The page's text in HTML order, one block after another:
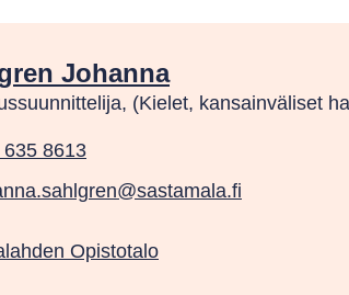
Johanna
(Kielet, kansainväliset
635 8613
Opistotalo